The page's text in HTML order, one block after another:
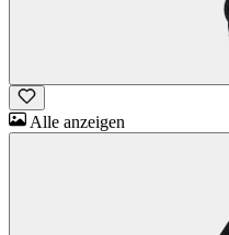
Alle anzeigen